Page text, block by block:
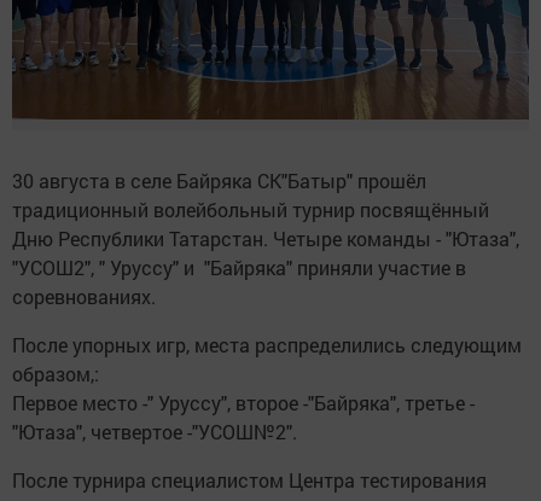
30 августа в селе Байряка СК"Батыр" прошёл
традиционный волейбольный турнир посвящённый
Дню Республики Татарстан. Четыре команды - "Ютаза",
"УСОШ2", " Уруссу" и "Байряка" приняли участие в
соревнованиях.
После упорных игр, места распределились следующим
образом,:
Первое место -" Уруссу", второе -"Байряка", третье -
"Ютаза", четвертое -"УСОШ№2".
После турнира специалистом Центра тестирования